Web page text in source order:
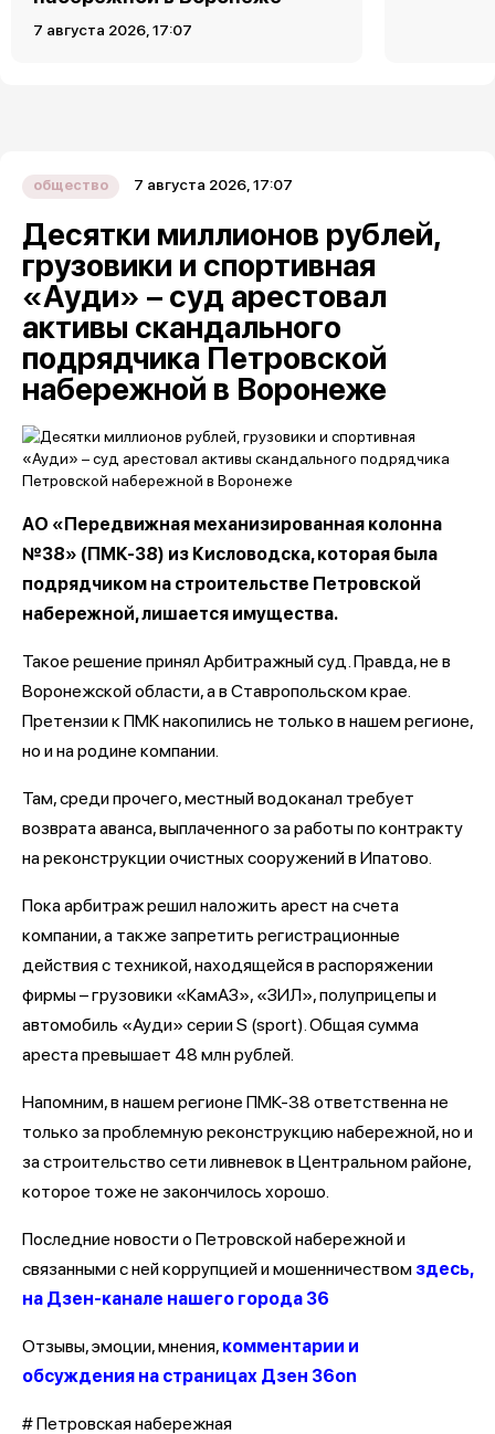
7 августа 2026, 17:07
общество 7 августа 2026, 17:07
Десятки миллионов рублей,
грузовики и спортивная
«Ауди» – суд арестовал
активы скандального
подрядчика Петровской
набережной в Воронеже
АО «Передвижная механизированная колонна
№38» (ПМК-38) из Кисловодска, которая была
подрядчиком на строительстве Петровской
набережной, лишается имущества.
Такое решение принял Арбитражный суд. Правда, не в
Воронежской области, а в Ставропольском крае.
Претензии к ПМК накопились не только в нашем регионе,
но и на родине компании.
Там, среди прочего, местный водоканал требует
возврата аванса, выплаченного за работы по контракту
на реконструкции очистных сооружений в Ипатово.
Пока арбитраж решил наложить арест на счета
компании, а также запретить регистрационные
действия с техникой, находящейся в распоряжении
фирмы – грузовики «КамАЗ», «ЗИЛ», полуприцепы и
автомобиль «Ауди» серии S (sport). Общая сумма
ареста превышает 48 млн рублей.
Напомним, в нашем регионе ПМК-38 ответственна не
только за проблемную реконструкцию набережной, но и
за строительство сети ливневок в Центральном районе,
которое тоже не закончилось хорошо.
Последние новости о Петровской набережной и
связанными с ней коррупцией и мошенничеством здесь,
на Дзен-канале нашего города 36
Отзывы, эмоции, мнения, комментарии и
обсуждения на страницах Дзен 36on
# Петровская набережная